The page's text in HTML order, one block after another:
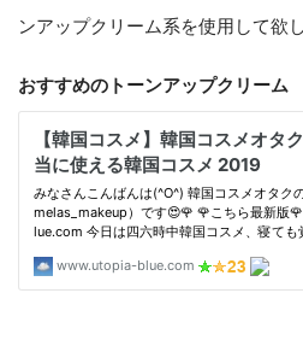
ンアップクリーム系を使用して欲
おすすめのトーンアップクリーム